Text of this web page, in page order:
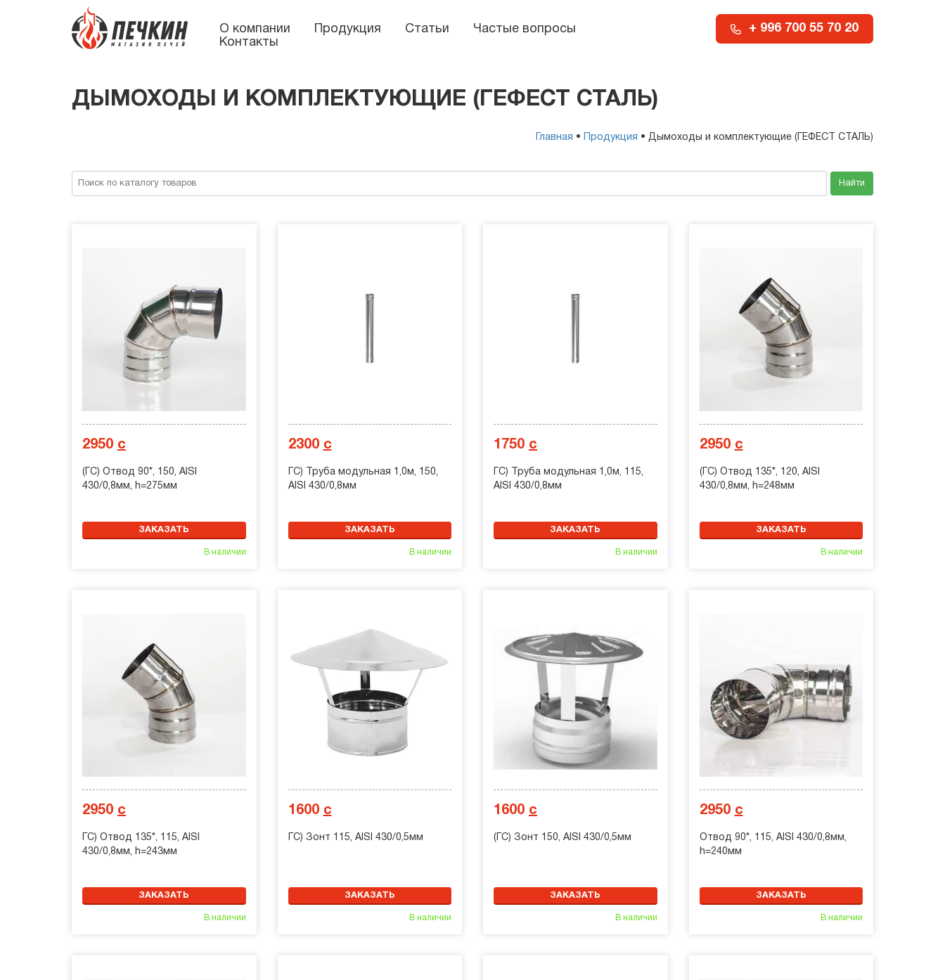
О компании Продукция Статьи
Частые вопросы
Контакты
+ 996 700 55 70 20
ДЫМОХОДЫ И КОМПЛЕКТУЮЩИЕ (ГЕФЕСТ СТАЛЬ)
Главная • Продукция • Дымоходы и комплектующие (ГЕФЕСТ СТАЛЬ)
Найти
2950 с
(ГС) Отвод 90*, 150, AISI
430/0,8мм, h=275мм
ЗАКАЗАТЬ
В наличии
2300 с
ГС) Труба модульная 1,0м, 150,
AISI 430/0,8мм
ЗАКАЗАТЬ
В наличии
1750 с
ГС) Труба модульная 1,0м, 115,
AISI 430/0,8мм
ЗАКАЗАТЬ
В наличии
2950 с
(ГС) Отвод 135*, 120, AISI
430/0,8мм, h=248мм
ЗАКАЗАТЬ
В наличии
2950 с
ГС) Отвод 135*, 115, AISI
430/0,8мм, h=243мм
ЗАКАЗАТЬ
В наличии
1600 с
ГС) Зонт 115, AISI 430/0,5мм
ЗАКАЗАТЬ
В наличии
1600 с
(ГС) Зонт 150, AISI 430/0,5мм
ЗАКАЗАТЬ
В наличии
2950 с
Отвод 90*, 115, AISI 430/0,8мм,
h=240мм
ЗАКАЗАТЬ
В наличии